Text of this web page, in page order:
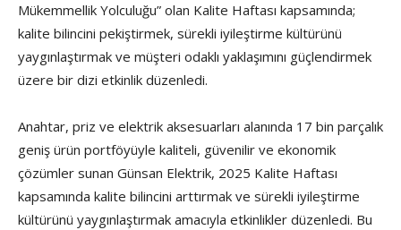
Mükemmellik Yolculuğu” olan Kalite Haftası kapsamında;
kalite bilincini pekiştirmek, sürekli iyileştirme kültürünü
yaygınlaştırmak ve müşteri odaklı yaklaşımını güçlendirmek
üzere bir dizi etkinlik düzenledi.
Anahtar, priz ve elektrik aksesuarları alanında 17 bin parçalık
geniş ürün portföyüyle kaliteli, güvenilir ve ekonomik
çözümler sunan Günsan Elektrik, 2025 Kalite Haftası
kapsamında kalite bilincini arttırmak ve sürekli iyileştirme
kültürünü yaygınlaştırmak amacıyla etkinlikler düzenledi. Bu